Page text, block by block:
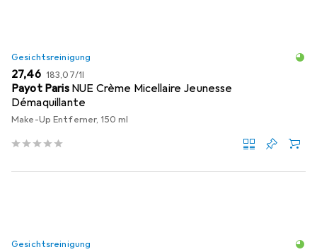
Gesichtsreinigung
EUR
27,46 EUR
183,07/1l
Payot Paris NUE Crème Micellaire Jeunesse
Démaquillante
Make-Up Entferner, 150 ml
Gesichtsreinigung